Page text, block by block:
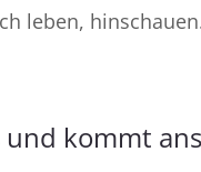
leben,
und kommt